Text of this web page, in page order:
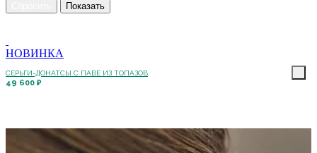
НОВИНКА
СЕРЬГИ-ДОНАТСЫ С ПАВЕ ИЗ ТОПАЗОВ
49 600 ₽